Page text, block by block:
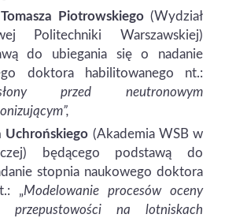
Piotrowskiego(Wydział
Politechniki Warszawskiej)
do ubiegania się o nadanie
doktora habilitowanego nt.:
przed neutronowym
Uchrońskiego (Akademia WSB w
będącego podstawą do
stopnia naukowego doktora
„Modelowanie procesów oceny
przepustowości na lotniskach